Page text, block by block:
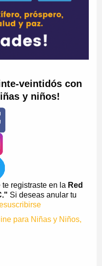
veintidós con
y niños!
registraste en la Red
Si deseas anular tu
para Niñas y Niños,